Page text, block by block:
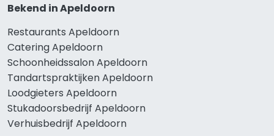
Bekend in Apeldoorn
Restaurants Apeldoorn
Catering Apeldoorn
Schoonheidssalon Apeldoorn
Tandartspraktijken Apeldoorn
Loodgieters Apeldoorn
Stukadoorsbedrijf Apeldoorn
Verhuisbedrijf Apeldoorn